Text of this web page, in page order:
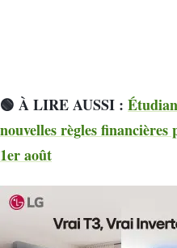
🟢 À LIRE AUSSI :
nouvelles règles
1er août